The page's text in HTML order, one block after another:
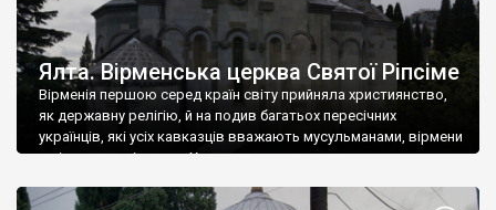
Ялта. Вірменська церква Святої Ріпсіме
Вірменія першою серед країн світу прийняла християнство,
як державну релігію, й на подив багатьох пересічних
українців, які усіх кавказців вважають мусульманами, вірмени
є відданими вірянами Христа